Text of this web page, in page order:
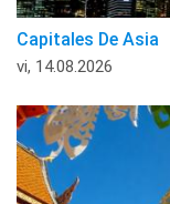
Capitales De Asia
vi, 14.08.2026